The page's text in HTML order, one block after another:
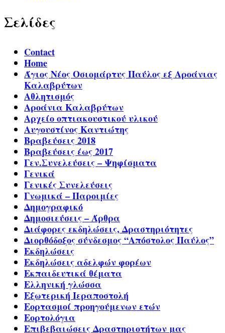
Σελίδες
Contact
Home
Άγιος Νέος Οσιομάρτυς Παύλος εξ Αροάνιας
Καλαβρύτων
Αθλητισμός
Αροάνια Καλαβρύτων
Αρχείο οπτιακουστικού υλικού
Αυγουστίνος Καντιώτης
Βραβεύσεις 2018
Βραβεύσεις έως 2017
Γεν.Συνελεύσεις – Ψηφίσματα
Γενικά
Γενικές Συνελεύσεις
Γνωμικά – Παροιμίες
Δημογραφικό
Δημοσιεύσεις – Άρθρα
Διάφορες εκδηλώσεις, Δραστηριότητες
Διορθόδοξος σύνδεσμος “Απόστολος Παύλος”
Εκδηλώσεις
Εκδηλώσεις αδελφών φορέων
Εκπαιδευτικά θέματα
Ελληνική γλώσσα
Εξωτερική Ιεραποστολή
Εορτασμοί προηγούμενων ετών
Εορτολόγια
Επιβεβαιώσεις Δραστηριοτήτων μας